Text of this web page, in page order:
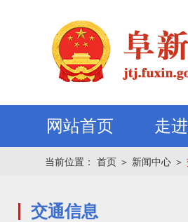
网站首页 走
当前位置： 首页 ＞ 新闻中心 ＞
交通信息